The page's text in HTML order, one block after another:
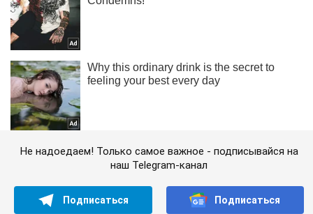
Не надоедаем! Только самое важное - подписывайся на
наш Telegram-канал
Подписаться Подписаться